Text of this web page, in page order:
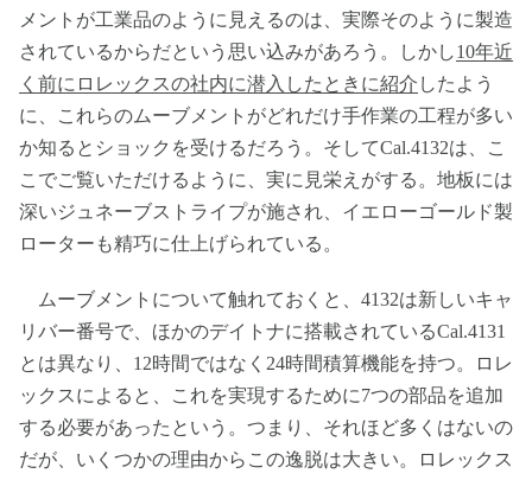
メントが工業品のように見えるのは、実際そのように製造
されているからだという思い込みがあろう。しかし10年近
く前にロレックスの社内に潜入したときに紹介 したよう
に、これらのムーブメントがどれだけ手作業の工程が多い
か知るとショックを受けるだろう。そしてCal.4132は、こ
こでご覧いただけるように、実に見栄えがする。地板には
深いジュネーブストライプが施され、イエローゴールド製
ローターも精巧に仕上げられている。
ムーブメントについて触れておくと、4132は新しいキャ
リバー番号で、ほかのデイトナに搭載されているCal.4131
とは異なり、12時間ではなく24時間積算機能を持つ。ロレ
ックスによると、これを実現するために7つの部品を追加
する必要があったという。つまり、それほど多くはないの
だが、いくつかの理由からこの逸脱は大きい。ロレックス